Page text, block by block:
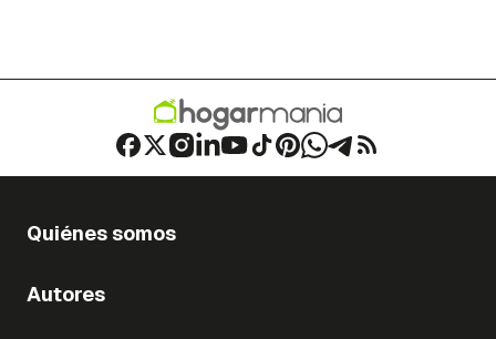
Quiénes somos
Autores